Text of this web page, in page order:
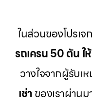
ในส่วนของโปรเ
รถเครน 50 ตัน ใ
วางใจจากผู้รับเ
เช่าของเราผ่าน